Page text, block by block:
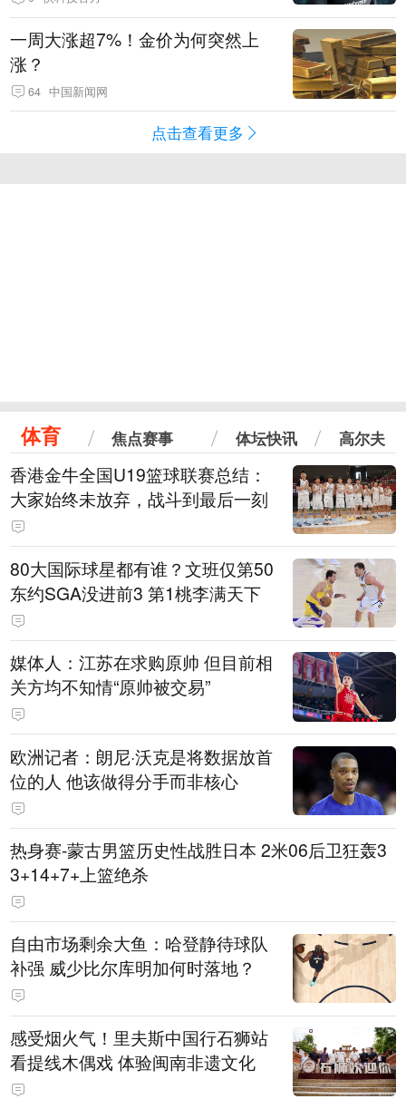
一周大涨超7%！金价为何突然上
涨？
64 中国新闻网
点击查看更多
体育 焦点赛事 体坛快讯 高尔夫
香港金牛全国U19篮球联赛总结：
大家始终未放弃，战斗到最后一刻
80大国际球星都有谁？文班仅第50
东约SGA没进前3 第1桃李满天下
媒体人：江苏在求购原帅 但目前相
关方均不知情“原帅被交易”
欧洲记者：朗尼·沃克是将数据放首
位的人 他该做得分手而非核心
热身赛-蒙古男篮历史性战胜日本 2米06后卫狂轰3
3+14+7+上篮绝杀
自由市场剩余大鱼：哈登静待球队
补强 威少比尔库明加何时落地？
感受烟火气！里夫斯中国行石狮站
看提线木偶戏 体验闽南非遗文化